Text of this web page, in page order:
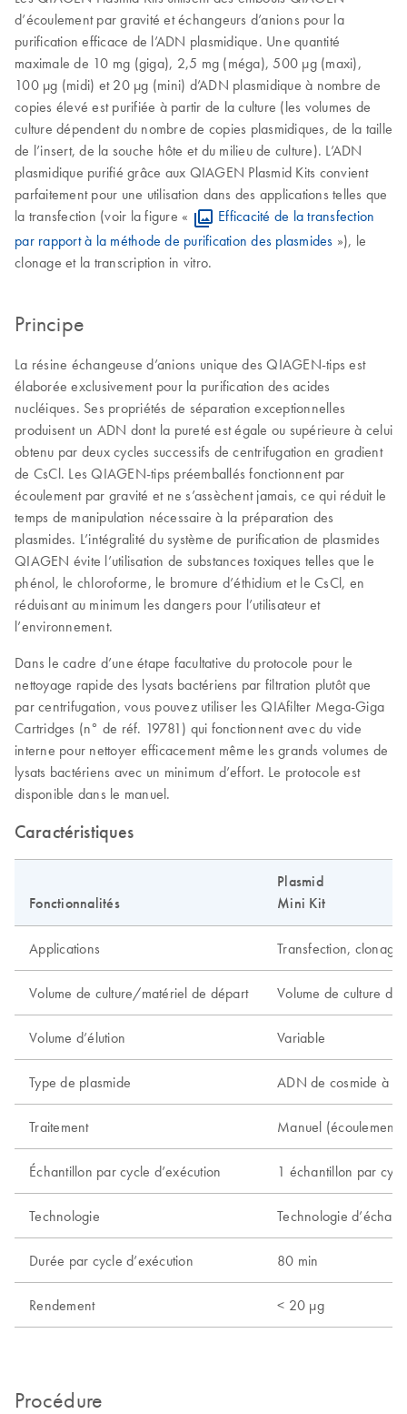
d’écoulement par gravité et échangeurs d’anions pour la
purification efficace de l’ADN plasmidique. Une quantité
maximale de 10 mg (giga), 2,5 mg (méga), 500 µg (maxi),
100 µg (midi) et 20 µg (mini) d’ADN plasmidique à nombre de
copies élevé est purifiée à partir de la culture (les volumes de
culture dépendent du nombre de copies plasmidiques, de la taille
de l’insert, de la souche hôte et du milieu de culture). L’ADN
plasmidique purifié grâce aux QIAGEN Plasmid Kits convient
parfaitement pour une utilisation dans des applications telles que
la transfection (voir la figure «
Efficacité de la transfection
par rapport à la méthode de purification des plasmides »), le
clonage et la transcription in vitro.
Principe
La résine échangeuse d’anions unique des QIAGEN-tips est
élaborée exclusivement pour la purification des acides
nucléiques. Ses propriétés de séparation exceptionnelles
produisent un ADN dont la pureté est égale ou supérieure à celui
obtenu par deux cycles successifs de centrifugation en gradient
de CsCl. Les QIAGEN-tips préemballés fonctionnent par
écoulement par gravité et ne s’assèchent jamais, ce qui réduit le
temps de manipulation nécessaire à la préparation des
plasmides. L’intégralité du système de purification de plasmides
QIAGEN évite l’utilisation de substances toxiques telles que le
phénol, le chloroforme, le bromure d’éthidium et le CsCl, en
réduisant au minimum les dangers pour l’utilisateur et
l’environnement.
Dans le cadre d’une étape facultative du protocole pour le
nettoyage rapide des lysats bactériens par filtration plutôt que
par centrifugation, vous pouvez utiliser les QIAfilter Mega-Giga
Cartridges (n° de réf. 19781) qui fonctionnent avec du vide
interne pour nettoyer efficacement même les grands volumes de
lysats bactériens avec un minimum d’effort. Le protocole est
disponible dans le manuel.
Caractéristiques
Fonctionnalités
Plasmid
Mini Kit
Applications Transfection,
Volume de culture/matériel de départ Volume de culture de
Volume d’élution Variable
Type de plasmide ADN de cosmide à
Traitement Manuel (écoulement
Échantillon par cycle d’exécution 1 échantillon par
Technologie Technologie
Durée par cycle d’exécution 80 min
Rendement < 20 µg
Procédure